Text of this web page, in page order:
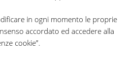
in ogni momento le proprie
accordato ed accedere alla
cookie”.